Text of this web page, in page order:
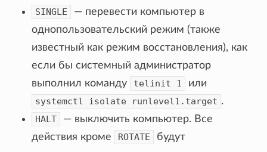
SINGLE
— перевести компьютер в
однопользовательский режим (также
известный как режим восстановления), как
если бы системный администратор
выполнил команду
telinit 1
или
systemctl
isolate runlevel1.target .
HALT
— выключить компьютер. Все
действия кроме
ROTATE
будут